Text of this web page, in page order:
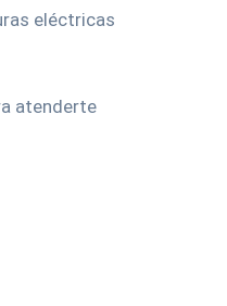
eléctricas
atenderte